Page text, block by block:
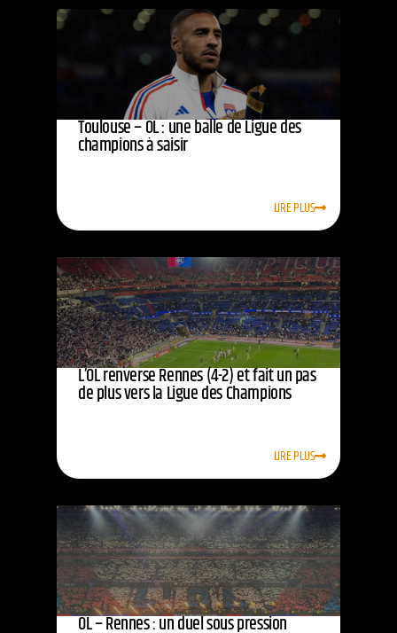
Toulouse – OL : une balle de Ligue des
champions à saisir
LIRE PLUS
L’OL renverse Rennes (4-2) et fait un pas
de plus vers la Ligue des Champions
LIRE PLUS
OL – Rennes : un duel sous pression